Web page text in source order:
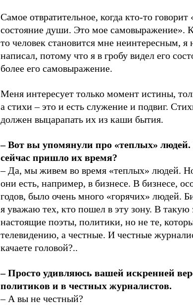
Самое отвратительное, когда кто-то
состояние души. Это мое самовыражение».
то человек становится мне неинтересным, я
написал, потому что я в гробу видел его
более его самовыражение.
Меня интересует только момент истины,
а стихи – это и есть служение и подвиг.
должен выцарапать их из каши бытия.
– Вот вы упомянули про «теплых»
сейчас пришло их время?
– Да, мы живем во время «теплых» людей. Но
они есть, например, в бизнесе. В бизнесе,
годов, было очень много «горячих» людей.
я уважаю тех, кто пошел в эту зону. В такую
настоящие поэты, политики, но не те,
телевидению, а честные. И честные
качаете головой?..
– Просто удивляюсь вашей искренней
политиков и в честных журналистов.
– А вы не честный?